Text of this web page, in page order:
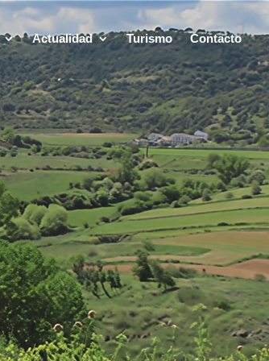
Actualidad Turismo Contacto